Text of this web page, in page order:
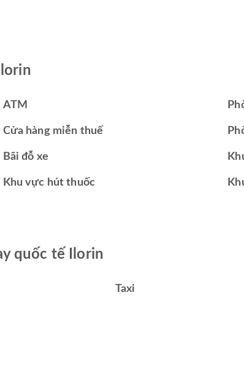
ATM
Cửa hàng miễn thuế
Bãi đỗ xe
Khu vực hút thuốc
quốc tế Ilorin
Taxi